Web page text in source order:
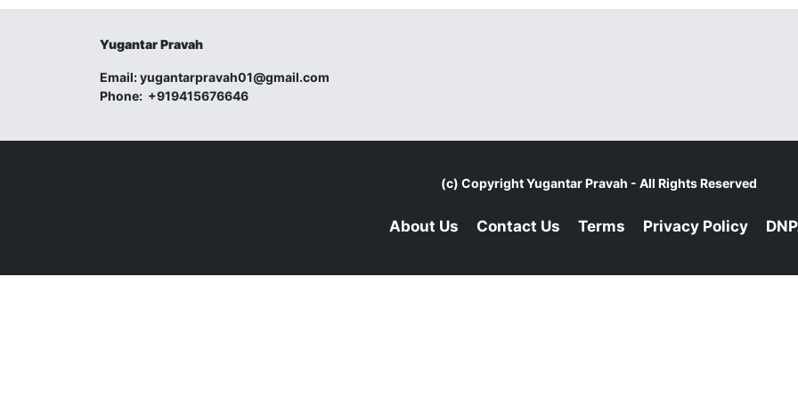
Yugantar Pravah
Email:yugantarpravah01@gmail.com
Phone: +919415676646
(c) CopyrightYugantar Pravah - All Rights Reserved
About Us Contact Us Terms Privacy Policy